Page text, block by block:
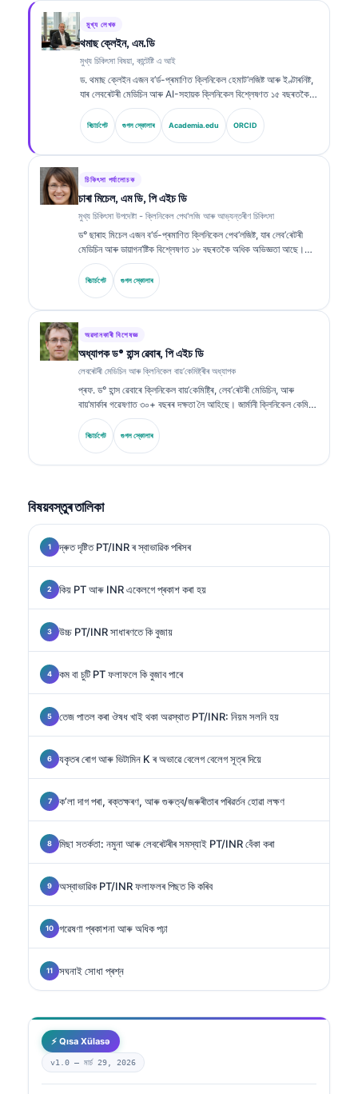
মুখ্য লেখক
থমাছ ক্লেইন, এম.ডি
মুখ্য চিকিৎসা বিষয়া, কান্টেষ্টি এ আই
ড. থমাছ ক্লেইন এজন ব’ৰ্ড-প্ৰমাণিত ক্লিনিকেল হেমাট’লজিষ্ট আৰু ইণ্টাৰনিষ্ট,
যাৰ লেবৰেটৰী মেডিচিন আৰু AI-সহায়ক ক্লিনিকেল বিশ্লেষণত ১৫ বছৰতকৈ
অধিক অভিজ্ঞতা আছে। Kantesti AI-ত মুখ্য চিকিৎসা বিষয়া (Chief
Medical Officer) হিচাপে, তেওঁ মালিকস্বত্বাধীন নিউৰেল নেটৱৰ্কৰ
চিকিৎসাগত সঠিকতাৰ ওপৰত ক্লিনিকেল তত্ত্বাৱধান প্ৰদান কৰে। ড. ক্লেইনে
ৰিচাৰ্চগেট গুগল স্কোলাৰ Academia.edu ORCID
চিকিৎসা পৰ্যালোচক
চাৰা মিচেল, এম ডি, পি এইচ ডি
মুখ্য চিকিৎসা উপদেষ্টা - ক্লিনিকেল পেথ'লজি আৰু আভ্যন্তৰীণ চিকিৎসা
ড° ছাৰাহ মিচেল এজন ব’ৰ্ড-প্ৰমাণিত ক্লিনিকেল পেথ’লজিষ্ট, যাৰ লেব’ৰেটৰী
মেডিচিন আৰু ডায়াগন’ষ্টিক বিশ্লেষণত ১৮ বছৰতকৈ অধিক অভিজ্ঞতা আছে।
তেওঁ ক্লিনিকেল কেমিষ্ট্ৰিত বিশেষজ্ঞ প্ৰমাণপত্ৰ ধাৰণ কৰে আৰু ক্লিনিকেল
অনুশীলনত বায়’মাৰ্কাৰ পেনেল আৰু লেব’ৰেটৰী বিশ্লেষণ সম্পৰ্কে বহুতো
বিস্তৃতভাৱে প্ৰকাশ কৰিছে।.
ৰিচাৰ্চগেট গুগল স্কোলাৰ
অৱদানকাৰী বিশেষজ্ঞ
অধ্যাপক ড° হান্স ৱেবাৰ, পি এইচ ডি
লেবৰেটৰী মেডিচিন আৰু ক্লিনিকেল বায়’কেমিষ্ট্ৰীৰ অধ্যাপক
প্ৰফ. ড° হান্স ৱেবাৰে ক্লিনিকেল বায়’কেমিষ্ট্ৰি, লেব’ৰেটৰী মেডিচিন, আৰু
বায়’মাৰ্কাৰ গৱেষণাত ৩০+ বছৰৰ দক্ষতা লৈ আহিছে। জাৰ্মানী ক্লিনিকেল কেমিষ্ট্ৰি
সমাজৰ প্ৰাক্তন সভাপতি হিচাপে তেওঁ ডায়াগন’ষ্টিক পেনেল বিশ্লেষণ, বায়’মাৰ্কাৰ
মানদণ্ডকৰণ, আৰু AI-সহায়িত লেব’ৰেটৰী মেডিচিনত বিশেষজ্ঞ।.
ৰিচাৰ্চগেট গুগল স্কোলাৰ
বিষয়বস্তুৰ তালিকা
দ্ৰুত দৃষ্টিত PT/INR ৰ স্বাভাৱিক পৰিসৰ
কিয় PT আৰু INR একেলগে প্ৰকাশ কৰা হয়
উচ্চ PT/INR সাধাৰণতে কি বুজায়
কম বা চুটি PT ফলাফলে কি বুজাব পাৰে
তেজ পাতল কৰা ঔষধ খাই থকা অৱস্থাত PT/INR: নিয়ম সলনি হয়
যকৃতৰ ৰোগ আৰু ভিটামিন K ৰ অভাৱে বেলেগ বেলেগ সূত্ৰ দিয়ে
ক’লা দাগ পৰা, ৰক্তক্ষৰণ, আৰু গুৰুত্ব/জৰুৰীতাৰ পৰিৱর্তন হোৱা লক্ষণ
মিছা সতৰ্কতা: নমুনা আৰু লেবৰেটৰীৰ সমস্যাই PT/INR বেঁকা কৰা
অস্বাভাৱিক PT/INR ফলাফলৰ পিছত কি কৰিব
গৱেষণা প্ৰকাশনা আৰু অধিক পঢ়া
সঘনাই সোধা প্ৰশ্ন
⚡ Qısa Xülasə
v1.0 — মাৰ্চ 29, 2026